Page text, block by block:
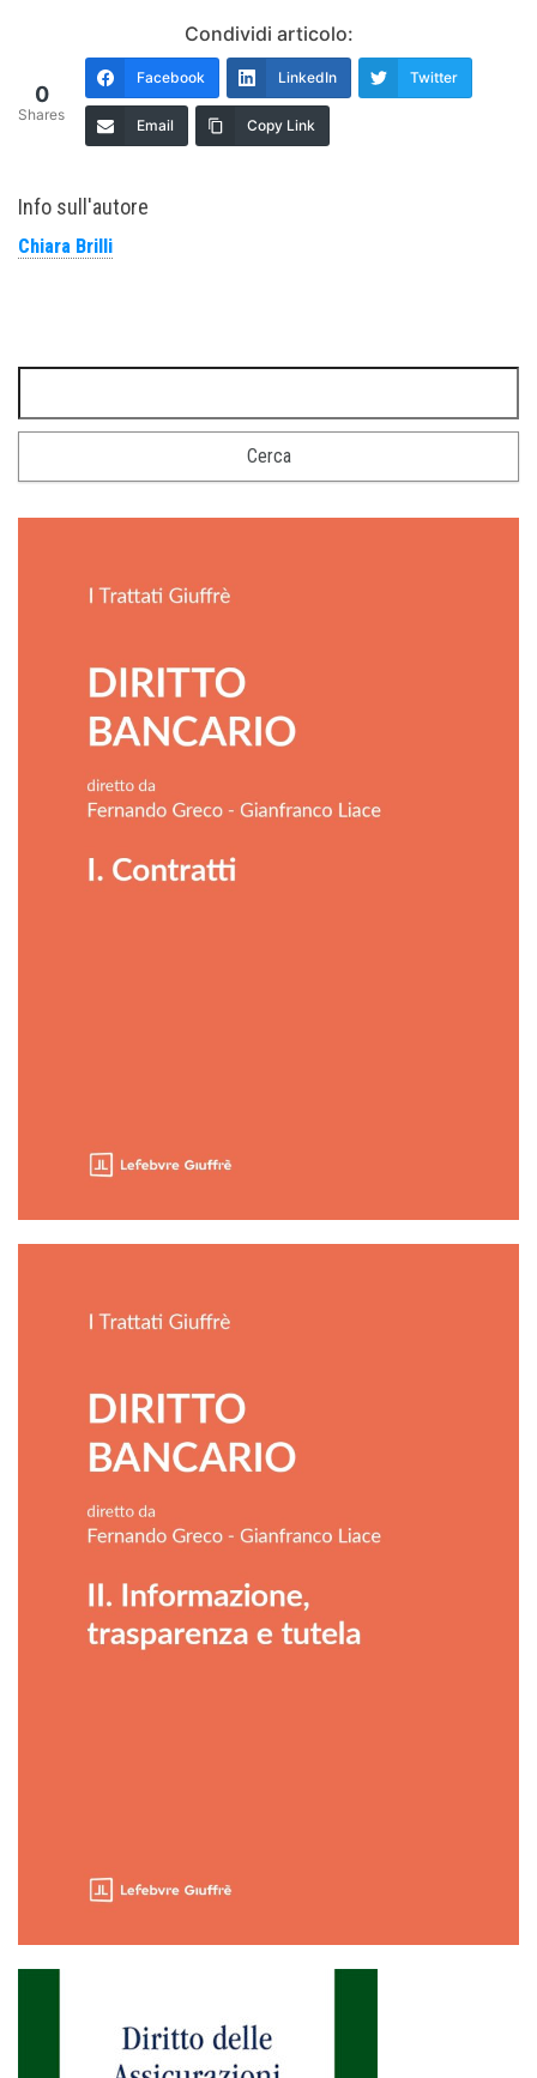
Condividi articolo:
0
Shares
Facebook LinkedIn Twitter
Email Copy Link
Info sull'autore
Chiara Brilli